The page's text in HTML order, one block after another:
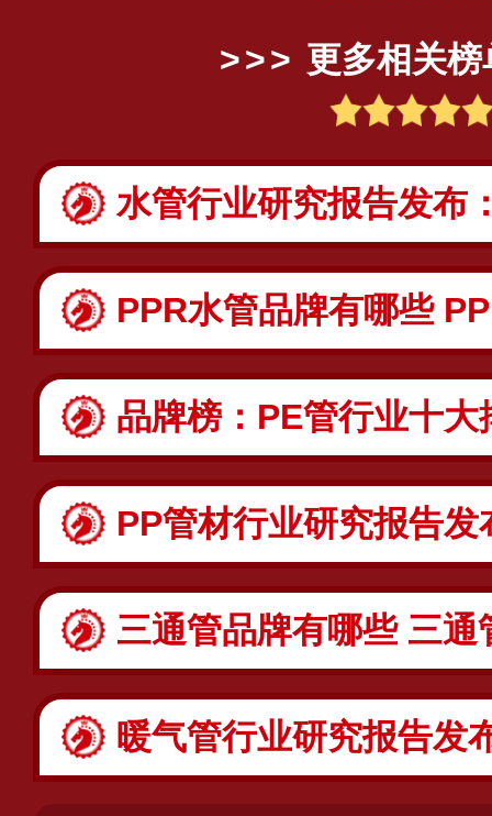
更多相关榜
水管行业研究报告发布：水
PPR水管品牌有哪些 PPR
品牌榜：PE管行业十大排行报告
PP管材行业研究报告发布：PP管
三通管品牌有哪些 三通
暖气管行业研究报告发布：暖